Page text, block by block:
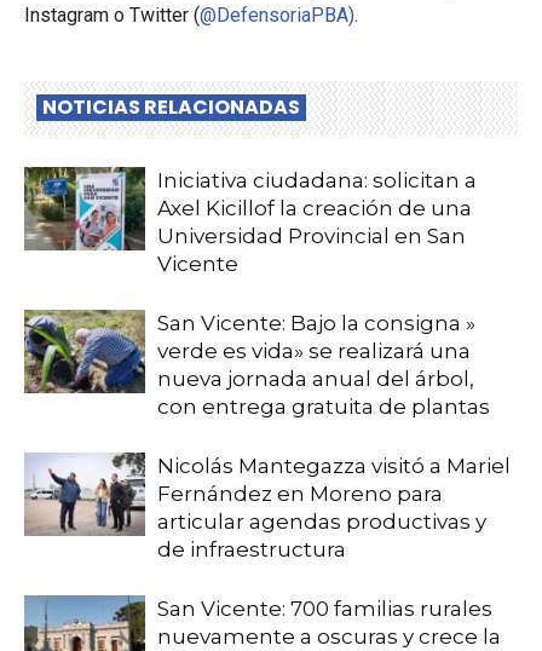
Instagram o Twitter (@DefensoriaPBA).
NOTICIAS RELACIONADAS
Iniciativa ciudadana: solicitan a
Axel Kicillof la creación de una
Universidad Provincial en San
Vicente
San Vicente: Bajo la consigna »
verde es vida» se realizará una
nueva jornada anual del árbol,
con entrega gratuita de plantas
Nicolás Mantegazza visitó a Mariel
Fernández en Moreno para
articular agendas productivas y
de infraestructura
San Vicente: 700 familias rurales
nuevamente a oscuras y crece la